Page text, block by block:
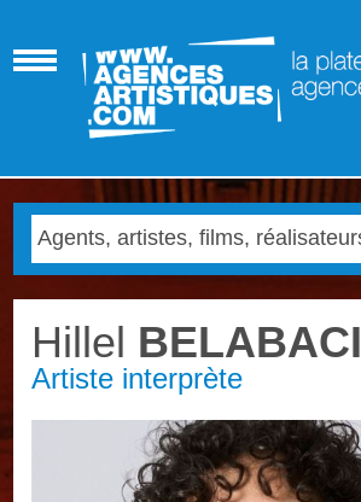
Hillel BELABACI
Artiste interprète